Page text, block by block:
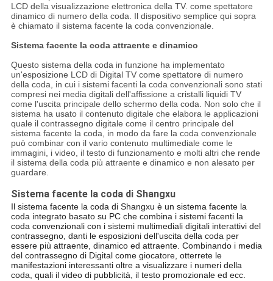
LCD della visualizzazione elettronica della TV. come spettatore
dinamico di numero della coda. Il dispositivo semplice qui sopra
è chiamato il sistema facente la coda convenzionale.
Sistema facente la coda attraente e dinamico
Questo sistema della coda in funzione ha implementato
un'esposizione LCD di Digital TV come spettatore di numero
della coda, in cui i sistemi facenti la coda convenzionali sono stati
compresi nei media digitali dell'affissione a cristalli liquidi TV
come l'uscita principale dello schermo della coda. Non solo che il
sistema ha usato il contenuto digitale che elabora le applicazioni
quale il contrassegno digitale come il centro principale del
sistema facente la coda, in modo da fare la coda convenzionale
può combinar con il vario contenuto multimediale come le
immagini, i video, il testo di funzionamento e molti altri che rende
il sistema della coda più attraente e dinamico e non alesato per
guardare.
Sistema facente la coda di Shangxu
Il sistema facente la coda di Shangxu è un sistema facente la
coda integrato basato su PC che combina i sistemi facenti la
coda convenzionali con i sistemi multimediali digitali interattivi del
contrassegno, danti le esposizioni dell'uscita della coda per
essere più attraente, dinamico ed attraente. Combinando i media
del contrassegno di Digital come giocatore, otterrete le
manifestazioni interessanti oltre a visualizzare i numeri della
coda, quali il video di pubblicità, il testo promozionale ed ecc.